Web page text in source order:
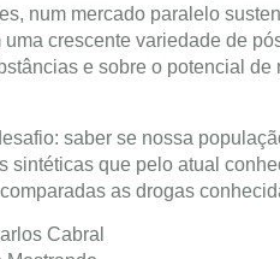
num mercado paralelo
crescente variedade de
e sobre o potencial
saber se nossa
sintéticas que pelo atual
as drogas
Cabral